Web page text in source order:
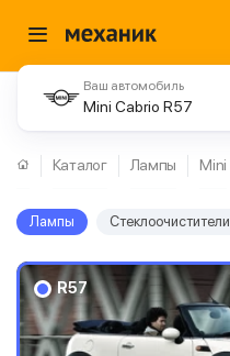
Ваш автомобиль
Mini Cabrio R57
Каталог Лампы Mini
Лампы Стеклоочистители
R57